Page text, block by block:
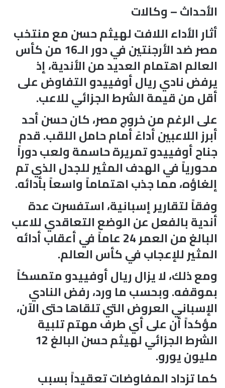
الأحداث – وكالات
أثار الأداء اللافت لهيثم حسن مع منتخب
مصر ضد الأرجنتين في دور الـ16 من كأس
العالم اهتمام العديد من الأندية، إذ
يرفض نادي ريال أوفييدو التفاوض على
أقل من قيمة الشرط الجزائي للاعب.
على الرغم من خروج مصر، كان حسن أحد
أبرز اللاعبين أداءً أمام حامل اللقب. قدم
جناح أوفييدو تمريرة حاسمة ولعب دوراً
محورياً في الهدف المثير للجدل الذي تم
إلغاؤه، مما جذب اهتماماً واسعاً بأدائه.
وفقاً لتقارير إسبانية، استفسرت عدة
أندية بالفعل عن الوضع التعاقدي للاعب
البالغ من العمر 24 عاماً في أعقاب أدائه
المثير للإعجاب في كأس العالم.
ومع ذلك، لا يزال ريال أوفييدو متمسكاً
بموقفه. وبحسب ما ورد، رفض النادي
الإسباني العروض التي تلقاها حتى الآن،
مؤكداً أن على أي طرف مهتم تلبية
الشرط الجزائي لهيثم حسن البالغ 12
مليون يورو.
كما تزداد المفاوضات تعقيداً بسبب